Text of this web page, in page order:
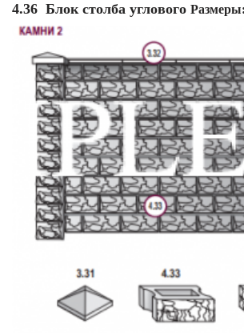
4.36 Блок столба углового Размеры: